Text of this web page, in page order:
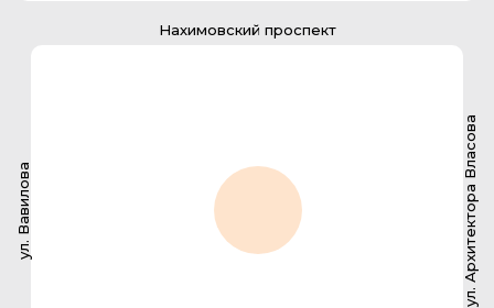
ул. Вавилова
Нахимовский проспект
ул. Архитектора Власова